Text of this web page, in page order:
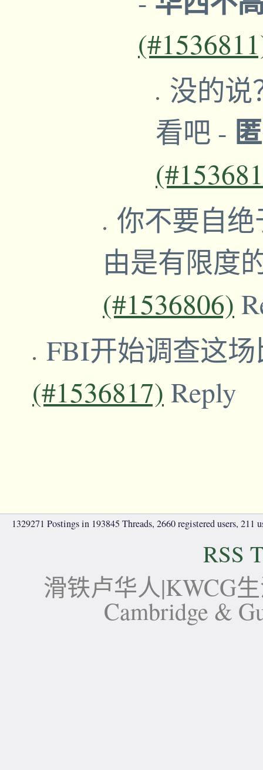
没的说
看吧 -
你不要自
由是有限度
(#1536806)
FBI开始调查这
(#1536817) Reply
1329271 Postings in 193845 Threads, 2660 registered users, 211
RSS
滑铁卢华人|KWCG
Cambridge &